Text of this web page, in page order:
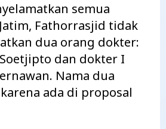
semua
Fathorrasjid tidak
dua orang dokter:
dan dokter I
Nama dua
ada di proposal